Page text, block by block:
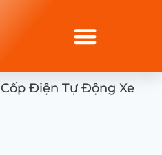
Điện Tự Động Xe